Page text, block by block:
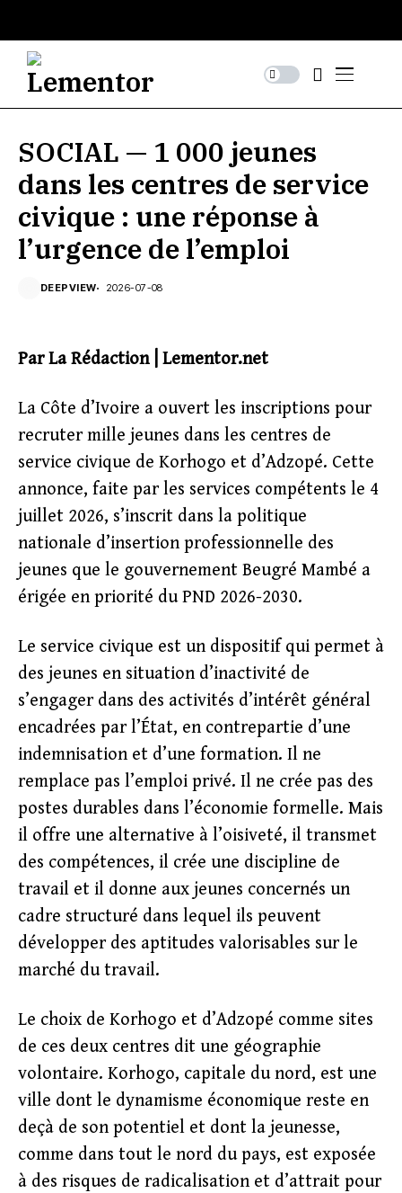
SOCIAL — 1 000 jeunes
dans les centres de service
civique : une réponse à
l’urgence de l’emploi
DEEPVIEW 2026-07-08
Par La Rédaction | Lementor.net
La Côte d’Ivoire a ouvert les inscriptions pour
recruter mille jeunes dans les centres de
service civique de Korhogo et d’Adzopé. Cette
annonce, faite par les services compétents le 4
juillet 2026, s’inscrit dans la politique
nationale d’insertion professionnelle des
jeunes que le gouvernement Beugré Mambé a
érigée en priorité du PND 2026-2030.
Le service civique est un dispositif qui permet à
des jeunes en situation d’inactivité de
s’engager dans des activités d’intérêt général
encadrées par l’État, en contrepartie d’une
indemnisation et d’une formation. Il ne
remplace pas l’emploi privé. Il ne crée pas des
postes durables dans l’économie formelle. Mais
il offre une alternative à l’oisiveté, il transmet
des compétences, il crée une discipline de
travail et il donne aux jeunes concernés un
cadre structuré dans lequel ils peuvent
développer des aptitudes valorisables sur le
marché du travail.
Le choix de Korhogo et d’Adzopé comme sites
de ces deux centres dit une géographie
volontaire. Korhogo, capitale du nord, est une
ville dont le dynamisme économique reste en
deçà de son potentiel et dont la jeunesse,
comme dans tout le nord du pays, est exposée
à des risques de radicalisation et d’attrait pour